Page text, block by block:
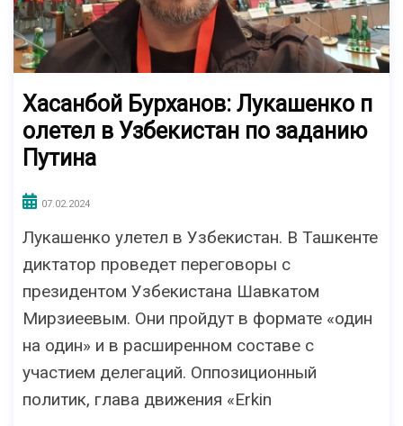
Хасанбой Бурханов: Лукашенко п
олетел в Узбекистан по заданию
Путина
07.02.2024
Лукашенко улетел в Узбекистан. В Ташкенте
диктатор проведет переговоры с
президентом Узбекистана Шавкатом
Мирзиеевым. Они пройдут в формате «один
на один» и в расширенном составе с
участием делегаций. Оппозиционный
политик, глава движения «Erkin